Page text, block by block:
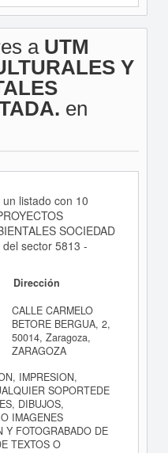
a UTM
Y
en
listado con 10
SOCIEDAD
del sector 5813 -
Dirección
CALLE CARMELO
BETORE BERGUA, 2,
50014, Zaragoza,
ZARAGOZA
IMPRESION,
SOPORTEDE
DIBUJOS,
IMAGENES
Y FOTOGRABADO DE
TEXTOS O